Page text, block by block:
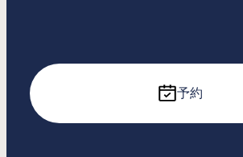
予約